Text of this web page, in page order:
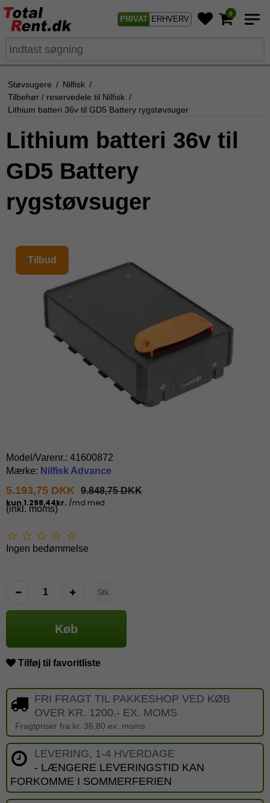
PRIVAT ERHVERV
0
Støvsugere / Nilfisk /
Tilbehør / reservedele til Nilfisk /
Lithium batteri 36v til GD5 Battery rygstøvsuger
Lithium batteri 36v til
GD5 Battery
rygstøvsuger
Tilbud
Model/Varenr.: 41600872
Mærke: Nilfisk Advance
5.193,75 DKK 9.848,75 DKK
(inkl. moms)
Ingen bedømmelse
Stk.
Køb
Tilføj til favoritliste
FRI FRAGT TIL PAKKESHOP VED KØB
OVER KR. 1200,- EX. MOMS
Fragtpriser fra kr. 36,80 ex. moms
LEVERING, 1-4 HVERDAGE
- LÆNGERE LEVERINGSTID KAN
FORKOMME I SOMMERFERIEN